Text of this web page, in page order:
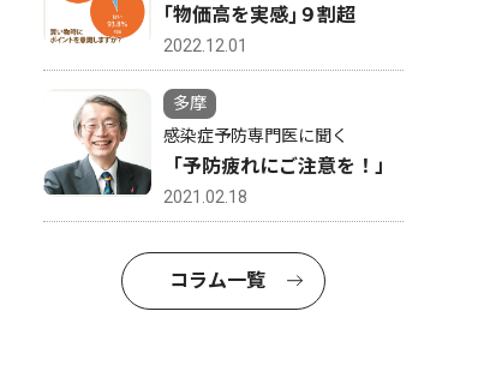
｢物価高を実感｣９割超
2022.12.01
多摩
感染症予防専門医に聞く
「予防疲れにご注意を！」
2021.02.18
コラム一覧